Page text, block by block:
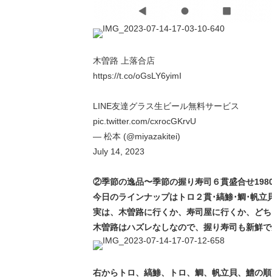
木曽路 上落合店
https://t.co/oGsLY6yimI
LINE友達グラス生ビール無料サービス
pic.twitter.com/cxrocGKrvU
— 松本 (@miyazakitei)
July 14, 2023
②季節の逸品〜季節の握り寿司６貫盛合せ
今日のラインナップはトロ２貫･縞鯵･鯛･帆立
実は、木曽路に行くか、寿司屋に行くか、ど
木曽路はハズレなしなので、握り寿司も新鮮
右からトロ、縞鯵、トロ、鯛、帆立貝、鱧の順